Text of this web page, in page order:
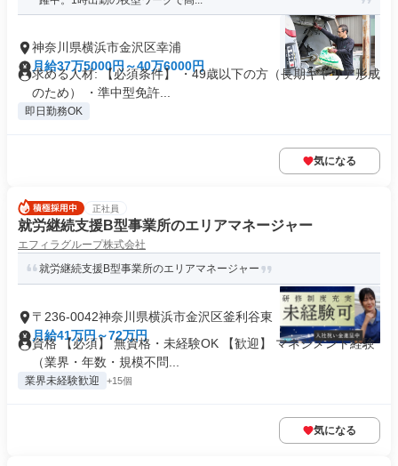
神奈川県横浜市金沢区幸浦
月給37万5000円～40万6000円
求める人材: 【必須条件】 ・49歳以下の方（長期キャリア形成
のため） ・準中型免許...
即日勤務OK
気になる
正社員
就労継続支援B型事業所のエリアマネージャー
エフィラグループ株式会社
就労継続支援B型事業所のエリアマネージャー
〒236-0042神奈川県横浜市金沢区釜利谷東
月給41万円～72万円
資格 【必須】 無資格・未経験OK 【歓迎】 マネジメント経験
（業界・年数・規模不問...
業界未経験歓迎 +15個
気になる